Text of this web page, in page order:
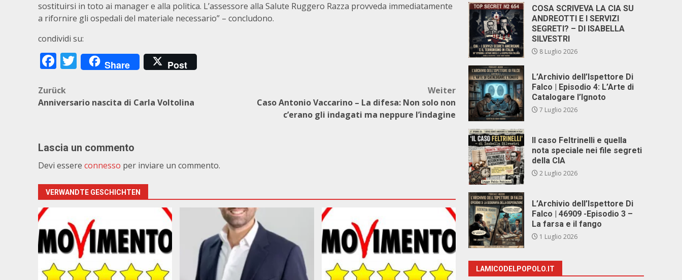
sostituirsi in toto ai manager e alla politica. L’assessore alla Salute Ruggero Razza provveda immediatamente
a rifornire gli ospedali del materiale necessario” – concludono.
condividi su:
Facebook
Twitter
Share Post
Beitragsnavigation
Zurück
Anniversario nascita di Carla Voltolina
Weiter
Caso Antonio Vaccarino – La difesa: Non solo non
c’erano gli indagati ma neppure l’indagine
Lascia un commento
Devi essere connesso per inviare un commento.
VERWANDTE GESCHICHTEN
COSA SCRIVEVA LA CIA SU
ANDREOTTI E I SERVIZI
SEGRETI? – DI ISABELLA
SILVESTRI
8 Luglio 2026
L’Archivio dell’Ispettore Di
Falco | Episodio 4: L’Arte di
Catalogare l’Ignoto
7 Luglio 2026
Il caso Feltrinelli e quella
nota speciale nei file segreti
della CIA
2 Luglio 2026
L’Archivio dell’Ispettore Di
Falco | 46909 -Episodio 3 –
La farsa e il fango
1 Luglio 2026
LAMICODELPOPOLO.IT